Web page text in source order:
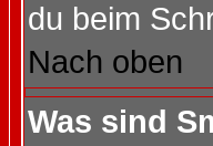
du beim
Nach oben
Was sind